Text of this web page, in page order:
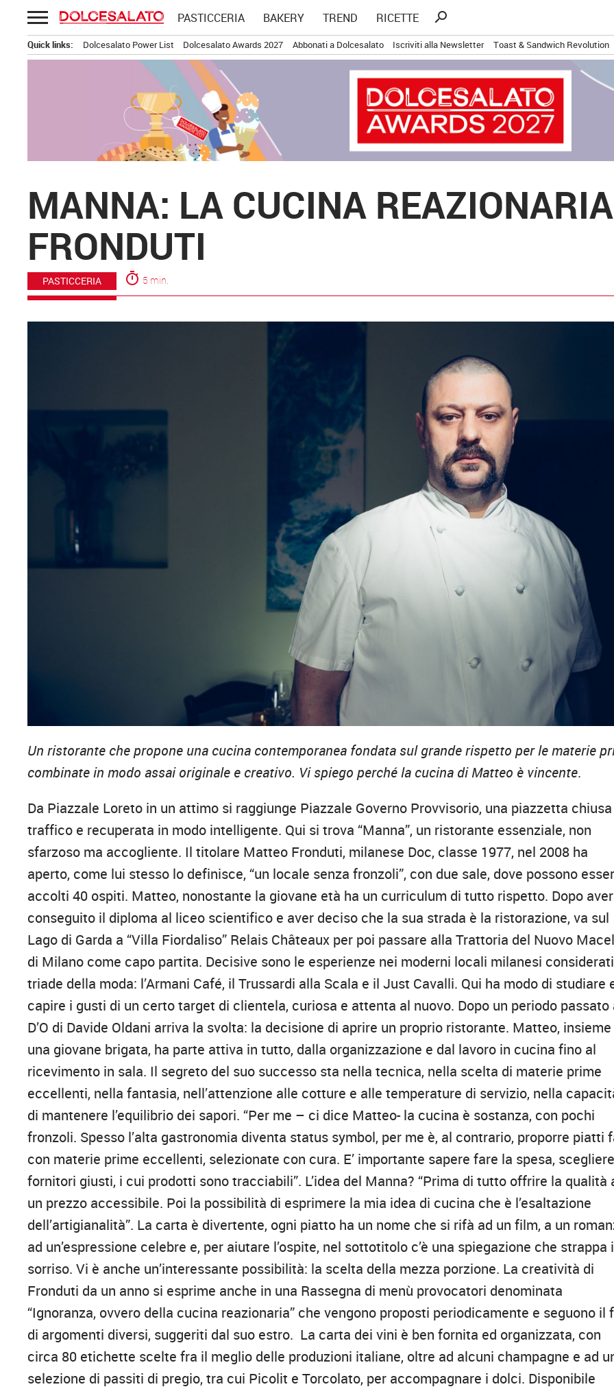
Passa
al
contenuto
PASTICCERIA BAKERY TREND RICETTE
Ricerca
search
Quick links: Dolcesalato Power List Dolcesalato Awards 2027 Abbonati a Dolcesalato Iscriviti alla Newsletter Toast & Sandwich Revolution
MANNA: LA CUCINA
FRONDUTI
PASTICCERIA timer 5 min.
Un ristorante che propone una cucina contemporanea fondata sul grande rispetto per le materie
combinate in modo assai originale e creativo. Vi spiego perché la cucina di Matteo è vincente.
Da Piazzale Loreto in un attimo si raggiunge Piazzale Governo Provvisorio, una piazzetta
traffico e recuperata in modo intelligente. Qui si trova “Manna”, un ristorante essenziale, non
sfarzoso ma accogliente. Il titolare Matteo Fronduti, milanese Doc, classe 1977, nel 2008 ha
aperto, come lui stesso lo definisce, “un locale senza fronzoli”, con due sale, dove possono
accolti 40 ospiti. Matteo, nonostante la giovane età ha un curriculum di tutto rispetto. Dopo aver
conseguito il diploma al liceo scientifico e aver deciso che la sua strada è la ristorazione, va sul
Lago di Garda a “Villa Fiordaliso” Relais Châteaux per poi passare alla Trattoria del Nuovo
di Milano come capo partita. Decisive sono le esperienze nei moderni locali milanesi
triade della moda: l’Armani Café, il Trussardi alla Scala e il Just Cavalli. Qui ha modo di studiare
capire i gusti di un certo target di clientela, curiosa e attenta al nuovo. Dopo un periodo passato
D’O di Davide Oldani arriva la svolta: la decisione di aprire un proprio ristorante. Matteo, insieme
una giovane brigata, ha parte attiva in tutto, dalla organizzazione e dal lavoro in cucina fino al
ricevimento in sala. Il segreto del suo successo sta nella tecnica, nella scelta di materie prime
eccellenti, nella fantasia, nell’attenzione alle cotture e alle temperature di servizio, nella
di mantenere l’equilibrio dei sapori. “Per me – ci dice Matteo- la cucina è sostanza, con pochi
fronzoli. Spesso l’alta gastronomia diventa status symbol, per me è, al contrario, proporre piatti
con materie prime eccellenti, selezionate con cura. E’ importante sapere fare la spesa,
fornitori giusti, i cui prodotti sono tracciabili”. L’idea del Manna? “Prima di tutto offrire la qualità
un prezzo accessibile. Poi la possibilità di esprimere la mia idea di cucina che è l’esaltazione
dell’artigianalità”. La carta è divertente, ogni piatto ha un nome che si rifà ad un film, a un
ad un’espressione celebre e, per aiutare l’ospite, nel sottotitolo c’è una spiegazione che strappa
sorriso. Vi è anche un’interessante possibilità: la scelta della mezza porzione. La creatività di
Fronduti da un anno si esprime anche in una Rassegna di menù provocatori denominata
“Ignoranza, ovvero della cucina reazionaria” che vengono proposti periodicamente e seguono il
di argomenti diversi, suggeriti dal suo estro. La carta dei vini è ben fornita ed organizzata, con
circa 80 etichette scelte fra il meglio delle produzioni italiane, oltre ad alcuni champagne e ad
selezione di passiti di pregio, tra cui Picolit e Torcolato, per accompagnare i dolci. Disponibile